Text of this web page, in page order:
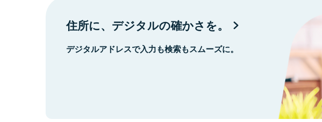
住所に、デジタルの確かさを。
デジタルアドレスで入力も検索もスムーズに。